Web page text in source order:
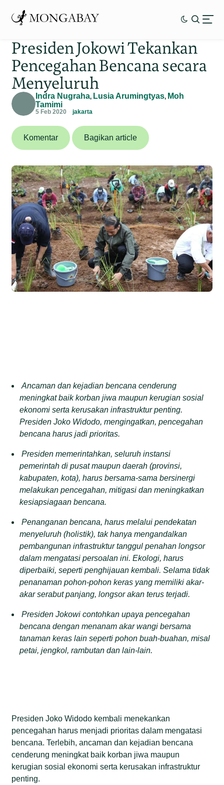
Presiden Jokowi Tekankan
Pencegahan Bencana secara
Menyeluruh
Indra Nugraha, Lusia Arumingtyas, Moh
Tamimi
5 Feb 2020 jakarta
Komentar Bagikan article
Ancaman dan kejadian bencana cenderung
meningkat baik korban jiwa maupun kerugian sosial
ekonomi serta kerusakan infrastruktur penting.
Presiden Joko Widodo, mengingatkan, pencegahan
bencana harus jadi prioritas.
Presiden memerintahkan, seluruh instansi
pemerintah di pusat maupun daerah (provinsi,
kabupaten, kota), harus bersama-sama bersinergi
melakukan pencegahan, mitigasi dan meningkatkan
kesiapsiagaan bencana.
Penanganan bencana, harus melalui pendekatan
menyeluruh (holistik), tak hanya mengandalkan
pembangunan infrastruktur tanggul penahan longsor
dalam mengatasi persoalan ini. Ekologi, harus
diperbaiki, seperti penghijauan kembali. Selama tidak
penanaman pohon-pohon keras yang memiliki akar-
akar serabut panjang, longsor akan terus terjadi.
Presiden Jokowi contohkan upaya pencegahan
bencana dengan menanam akar wangi bersama
tanaman keras lain seperti pohon buah-buahan, misal
petai, jengkol, rambutan dan lain-lain.
Presiden Joko Widodo kembali menekankan
pencegahan harus menjadi prioritas dalam mengatasi
bencana. Terlebih, ancaman dan kejadian bencana
cenderung meningkat baik korban jiwa maupun
kerugian sosial ekonomi serta kerusakan infrastruktur
penting.